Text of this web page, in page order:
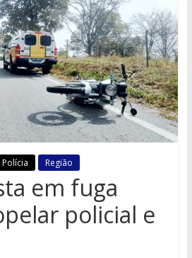
Polícia Região
em fuga
policial e